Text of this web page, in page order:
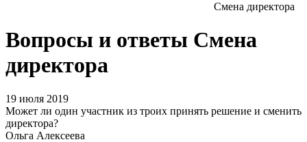
Смена директора
Вопросы и ответы Смена
директора
19 июля 2019
Может ли один участник из троих принять решение и сменить
директора?
Ольга Алексеева